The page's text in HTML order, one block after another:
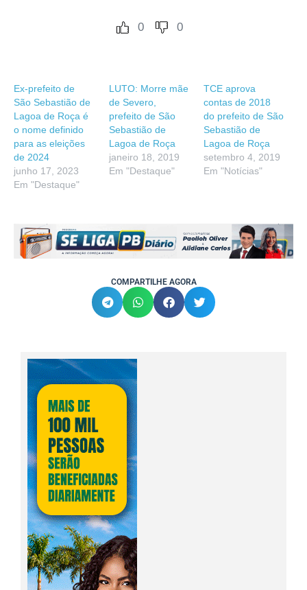
0 0
Ex-prefeito de
São Sebastião de
Lagoa de Roça é
o nome definido
para as eleições
de 2024
junho 17, 2023
Em "Destaque"
LUTO: Morre mãe
de Severo,
prefeito de São
Sebastião de
Lagoa de Roça
janeiro 18, 2019
Em "Destaque"
TCE aprova
contas de 2018
do prefeito de São
Sebastião de
Lagoa de Roça
setembro 4, 2019
Em "Notícias"
COMPARTILHE AGORA